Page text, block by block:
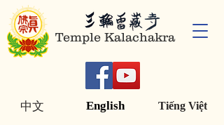
Temple Kalachakra
English Tiếng Việt
中文